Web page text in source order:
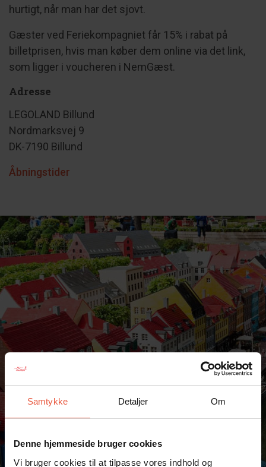
Samtykke Detaljer Om
Denne hjemmeside bruger cookies
Vi bruger cookies til at tilpasse vores indhold og
hurtigt, når man har det sjovt.
Gæster ved Feriekompagniet får 15% i rabat på
billetprisen, hvis man køber dem online via det link,
som ligger i voucheren i NemGæst.
Adresse
LEGOLAND Billund
Nordmarksvej 9
DK-7190 Billund
Åbningstider